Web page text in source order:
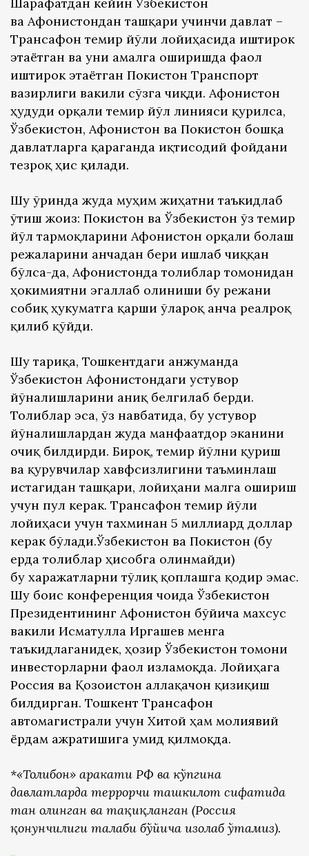
ва Афғонистондан ташқари учинчи давлат –
Трансафғон темир йўли лойиҳасида иштирок
этаётган ва уни амалга оширишда фаол
иштирок этаётган Покистон Транспорт
вазирлиги вакили сўзга чиқди. Афғонистон
ҳудуди орқали темир йўл линияси қурилса,
Ўзбекистон, Афғонистон ва Покистон бошқа
давлатларга қараганда иқтисодий фойдани
тезроқ ҳис қилади.
Шу ўринда жуда муҳим жиҳатни таъкидлаб
ўтиш жоиз: Покистон ва Ўзбекистон ўз темир
йўл тармоқларини Афғонистон орқали боғлаш
режаларини анчадан бери ишлаб чиққан
бўлса-да, Афғонистонда толиблар томонидан
ҳокимиятни эгаллаб олиниши бу режани
собиқ ҳукуматга қарши ўлароқ анча реалроқ
қилиб қўйди.
Шу тариқа, Тошкентдаги анжуманда
Ўзбекистон Афғонистондаги устувор
йўналишларини аниқ белгилаб берди.
Толиблар эса, ўз навбатида, бу устувор
йўналишлардан жуда манфаатдор эканини
очиқ билдирди. Бироқ, темир йўлни қуриш
ва қурувчилар хавфсизлигини таъминлаш
истагидан ташқари, лойиҳани малга ошириш
учун пул керак. Трансафғон темир йўли
лойиҳаси учун тахминан 5 миллиард доллар
керак бўлади.Ўзбекистон ва Покистон (бу
ерда толиблар ҳисобга олинмайди)
бу харажатларни тўлиқ қоплашга қодир эмас.
Шу боис конференция чоғида Ўзбекистон
Президентининг Афғонистон бўйича махсус
вакили Исматулла Иргашев менга
таъкидлаганидек, ҳозир Ўзбекистон томони
инвесторларни фаол изламоқда. Лойиҳага
Россия ва Қозоғистон аллақачон қизиқиш
билдирган. Тошкент Трансафғон
автомагистрали учун Хитой ҳам молиявий
ёрдам ажратишига умид қилмоқда.
*«Толибон» ҳаракати РФ ва кўпгина
давлатларда террорчи ташкилот сифатида
тан олинган ва тақиқланган (Россия
қонунчилиги талаби бўйича изоҳлаб ўтамиз).